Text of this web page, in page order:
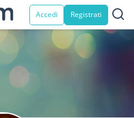
Accedi Registrati